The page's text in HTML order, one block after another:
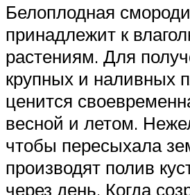
Белоплодная
принадлежит к
растениям. Для
крупных и наливных
ценится
весной и летом.
чтобы пересыхала
производят полив
через день. Когда